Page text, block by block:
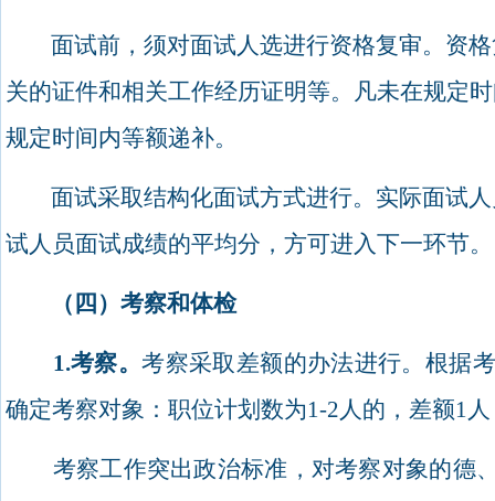
面试前，须对面试人选进行资格复审。资
关的证件和相关工作经历证明等。凡未在规定
规定时间内等额递补。
面试采取结构化面试方式进行。实际面试
试人员面试成绩的平均分，方可进入下一环节。
（四）考察和体检
1.考察。考察采取差额的办法进行。 根据
确定考察对象：职位计划数为1-2人的，差额1
考察工作突出政治标准，对考察对象的德